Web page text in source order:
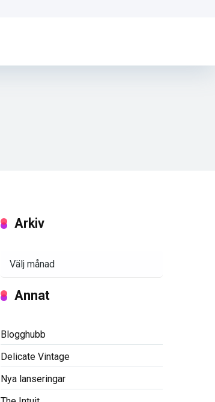
Arkiv
Annat
Blogghubb
Delicate Vintage
Nya lanseringar